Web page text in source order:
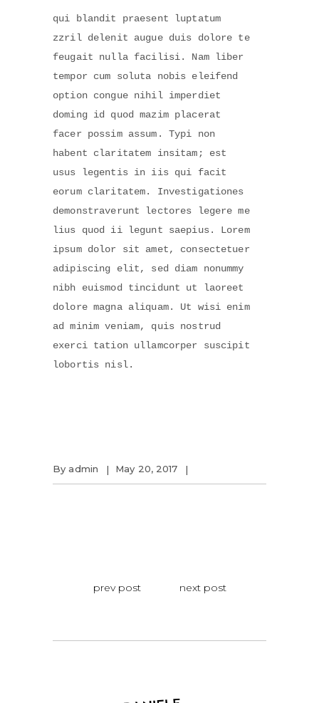
qui blandit praesent luptatum
zzril delenit augue duis dolore te
feugait nulla facilisi. Nam liber
tempor cum soluta nobis eleifend
option congue nihil imperdiet
doming id quod mazim placerat
facer possim assum. Typi non
habent claritatem insitam; est
usus legentis in iis qui facit
eorum claritatem. Investigationes
demonstraverunt lectores legere me
lius quod ii legunt saepius. Lorem
ipsum dolor sit amet, consectetuer
adipiscing elit, sed diam nonummy
nibh euismod tincidunt ut laoreet
dolore magna aliquam. Ut wisi enim
ad minim veniam, quis nostrud
exerci tation ullamcorper suscipit
lobortis nisl.
By admin May 20, 2017
prev post next post